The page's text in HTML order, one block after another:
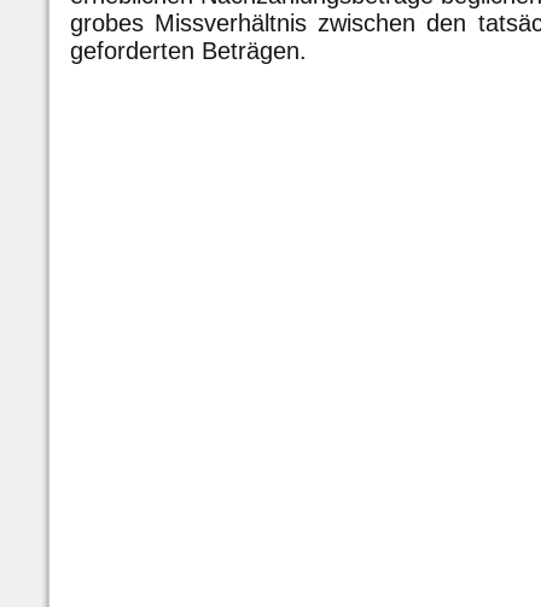
grobes Missverhältnis zwischen den
geforderten Beträgen.